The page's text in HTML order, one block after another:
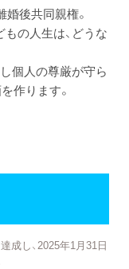
後共同親権。
もの人生は、どうな
個人の尊厳が守ら
作ります。
成し、2025年1月31日